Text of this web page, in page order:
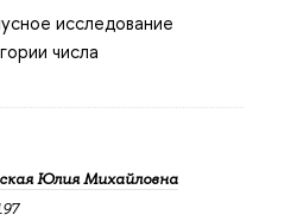
исследование
числа
Юлия Михайловна